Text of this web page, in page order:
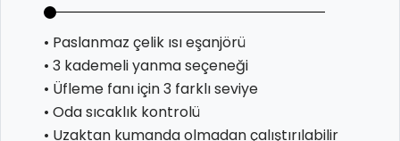
• Paslanmaz çelik ısı eşanjörü
• 3 kademeli yanma seçeneği
• Üfleme fanı için 3 farklı seviye
• Oda sıcaklık kontrolü
• Uzaktan kumanda olmadan çalıştırılabilir